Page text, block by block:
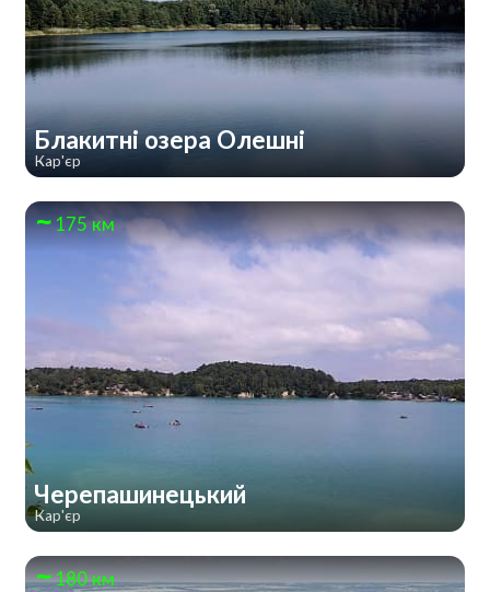
Блакитні озера Олешні
Кар'єр
175 км
Черепашинецький
Кар'єр
180 км